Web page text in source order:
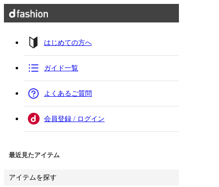
はじめての方へ
ガイド一覧
よくあるご質問
会員登録 / ログイン
最近見たアイテム
アイテムを探す